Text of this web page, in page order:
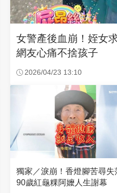
女警產後血崩！姪女
網友心痛不捨孩子
2026/04/23 13:10
獨家／淚崩！香燈腳苦尋
90歲紅龜粿阿嬤人生謝幕